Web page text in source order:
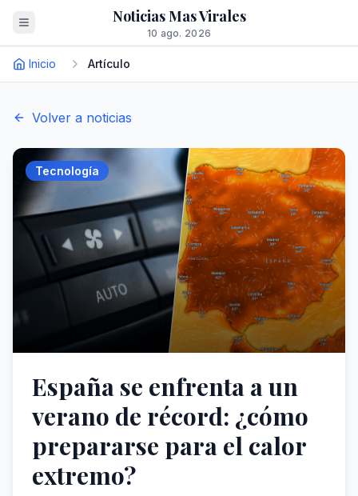
Noticias Mas Virales
10 ago. 2026
Inicio Artículo
Volver a noticias
Tecnología
España se enfrenta a un
verano de récord: ¿cómo
prepararse para el calor
extremo?